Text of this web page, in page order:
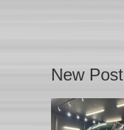
New Post